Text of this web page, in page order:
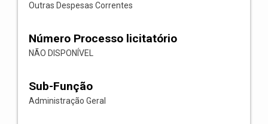
Outras Despesas Correntes
Número Processo licitatório
NÃO DISPONÍVEL
Sub-Função
Administração Geral